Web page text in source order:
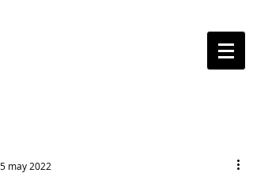
5 may 2022